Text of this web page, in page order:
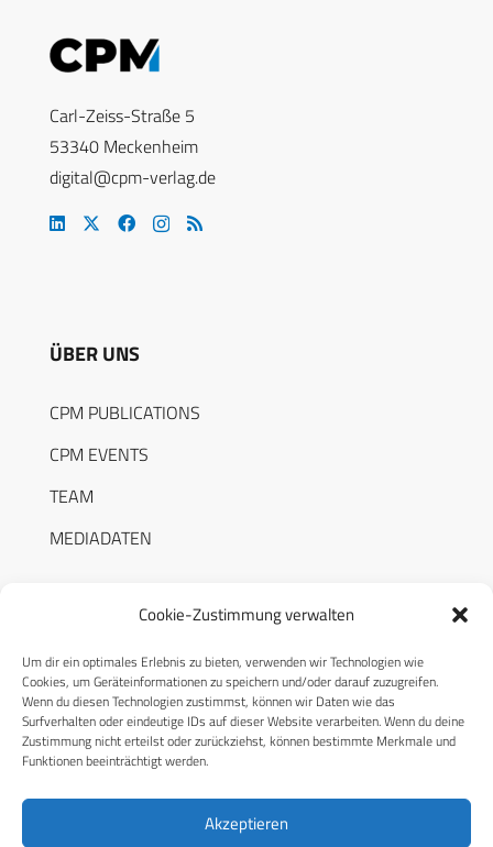
Cookie-Zustimmung verwalten
Um dir ein optimales Erlebnis zu bieten, verwenden wir Technologien wie
Cookies, um Geräteinformationen zu speichern und/oder darauf zuzugreifen.
Wenn du diesen Technologien zustimmst, können wir Daten wie das
Surfverhalten oder eindeutige IDs auf dieser Website verarbeiten. Wenn du deine
Zustimmung nicht erteilst oder zurückziehst, können bestimmte Merkmale und
Funktionen beeinträchtigt werden.
Akzeptieren
Carl-Zeiss-Straße 5
53340 Meckenheim
digital@cpm-verlag.de
ÜBER UNS
CPM PUBLICATIONS
CPM EVENTS
TEAM
MEDIADATEN
RECHTLICHES
Datenschutzerklärung
Cookie-Richtlinie (EU)